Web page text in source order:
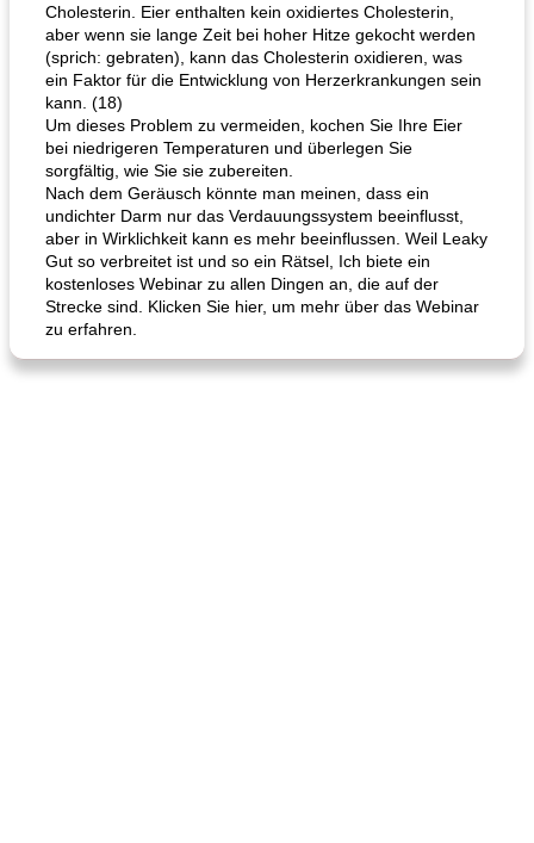
Cholesterin. Eier enthalten kein oxidiertes Cholesterin,
aber wenn sie lange Zeit bei hoher Hitze gekocht werden
(sprich: gebraten), kann das Cholesterin oxidieren, was
ein Faktor für die Entwicklung von Herzerkrankungen sein
kann. (18)
Um dieses Problem zu vermeiden, kochen Sie Ihre Eier
bei niedrigeren Temperaturen und überlegen Sie
sorgfältig, wie Sie sie zubereiten.
Nach dem Geräusch könnte man meinen, dass ein
undichter Darm nur das Verdauungssystem beeinflusst,
aber in Wirklichkeit kann es mehr beeinflussen. Weil Leaky
Gut so verbreitet ist und so ein Rätsel, Ich biete ein
kostenloses Webinar zu allen Dingen an, die auf der
Strecke sind. Klicken Sie hier, um mehr über das Webinar
zu erfahren.